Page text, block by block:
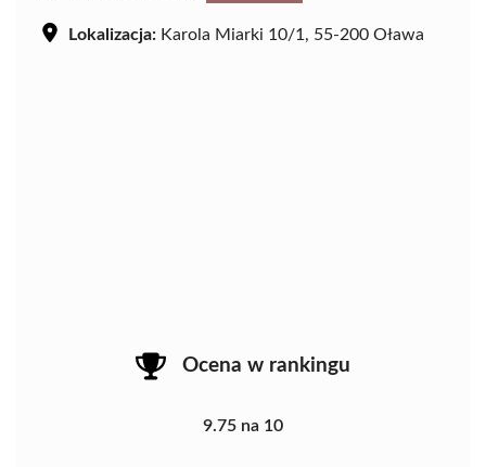
Lokalizacja: Karola Miarki 10/1, 55-200 Oława
Ocena w rankingu
9.75 na 10